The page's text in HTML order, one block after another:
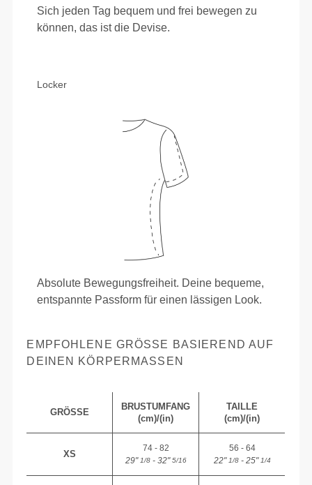
Sich jeden Tag bequem und frei bewegen zu
können, das ist die Devise.
Locker
Absolute Bewegungsfreiheit. Deine bequeme,
entspannte Passform für einen lässigen Look.
EMPFOHLENE GRÖSSE BASIEREND AUF D
EINEN KÖRPERMASSEN
GRÖSSE
BRUSTUMFANG
(cm)/(in)
TAILLE
(cm)/(in)
XS
74 - 82
29"1/8- 32"5/16
56 - 64
22"1/8- 25"1/4